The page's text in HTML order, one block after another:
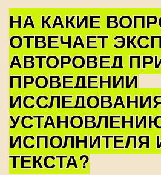
НА КАКИЕ
ОТВЕЧАЕТ
АВТОРОВЕД
ПРОВЕДЕНИИ
ИСПОЛНИТЕЛЯ
ТЕКСТА?